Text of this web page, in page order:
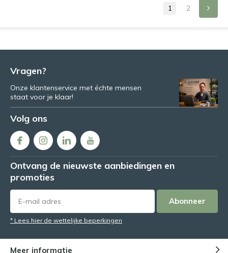
1 2
Vragen?
Onze klantenservice met échte mensen
staat voor je klaar!
Volg ons
Ontvang de nieuwste aanbiedingen en
promoties
Abonneer
* Lees hier de wettelijke beperkingen
Meer informatie